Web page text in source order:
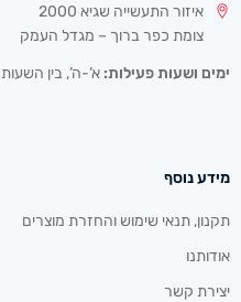
איזור התעשייה שגיא 2000
צומת כפר ברוך – מגדל העמק
ימים ושעות פעילות: א’-ה’, בין השעות 08:30-16:30
מידע נוסף
תקנון, תנאי שימוש והחזרת מוצרים
אודותנו
יצירת קשר